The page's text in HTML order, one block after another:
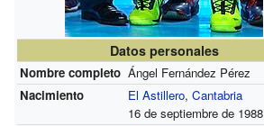
Datos personales
Nombre completo Ángel Fernández Pérez
Nacimiento
El Astillero, Cantabria
16 de septiembre de 1988